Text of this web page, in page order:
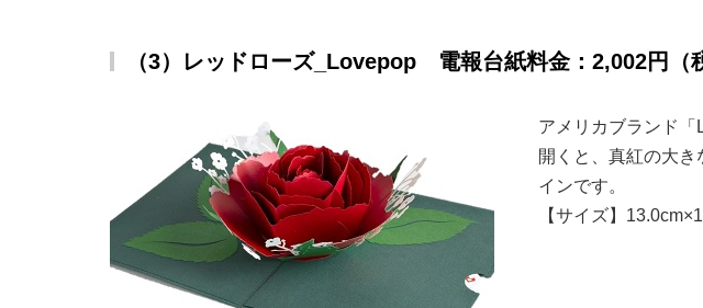
（3）レッドローズ_Lovepop 電報台紙料金：2,002円（
アメリカブランド
開くと、真紅の大
インです。
【サイズ】